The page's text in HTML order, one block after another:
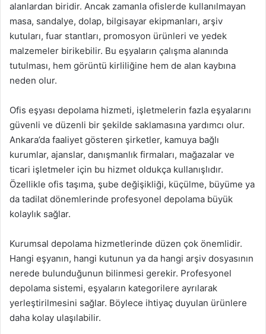
alanlardan biridir. Ancak zamanla ofislerde kullanılmayan
masa, sandalye, dolap, bilgisayar ekipmanları, arşiv
kutuları, fuar stantları, promosyon ürünleri ve yedek
malzemeler birikebilir. Bu eşyaların çalışma alanında
tutulması, hem görüntü kirliliğine hem de alan kaybına
neden olur.
Ofis eşyası depolama hizmeti, işletmelerin fazla eşyalarını
güvenli ve düzenli bir şekilde saklamasına yardımcı olur.
Ankara’da faaliyet gösteren şirketler, kamuya bağlı
kurumlar, ajanslar, danışmanlık firmaları, mağazalar ve
ticari işletmeler için bu hizmet oldukça kullanışlıdır.
Özellikle ofis taşıma, şube değişikliği, küçülme, büyüme ya
da tadilat dönemlerinde profesyonel depolama büyük
kolaylık sağlar.
Kurumsal depolama hizmetlerinde düzen çok önemlidir.
Hangi eşyanın, hangi kutunun ya da hangi arşiv dosyasının
nerede bulunduğunun bilinmesi gerekir. Profesyonel
depolama sistemi, eşyaların kategorilere ayrılarak
yerleştirilmesini sağlar. Böylece ihtiyaç duyulan ürünlere
daha kolay ulaşılabilir.